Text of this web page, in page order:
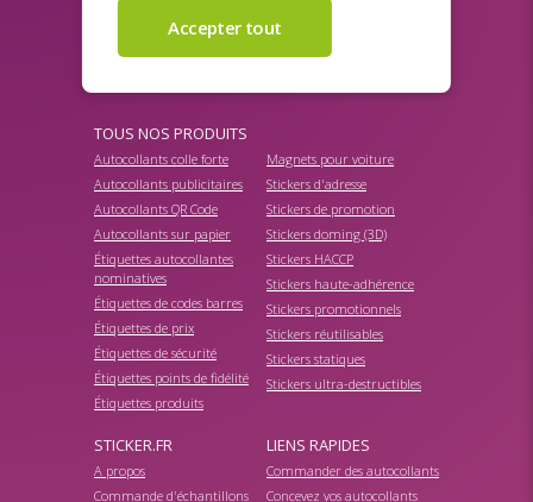
TOUS NOS PRODUITS
Autocollants colle forte
Autocollants publicitaires
Autocollants QR Code
Autocollants sur papier
Étiquettes autocollantes
nominatives
Étiquettes de codes barres
Étiquettes de prix
Étiquettes de sécurité
Étiquettes points de fidélité
Étiquettes produits
Magnets pour voiture
Stickers d'adresse
Stickers de promotion
Stickers doming (3D)
Stickers HACCP
Stickers haute-adhérence
Stickers promotionnels
Stickers réutilisables
Stickers statiques
Stickers ultra-destructibles
STICKER.FR
A propos
Commande d'échantillons
LIENS RAPIDES
Commander des autocollants
Concevez vos autocollants